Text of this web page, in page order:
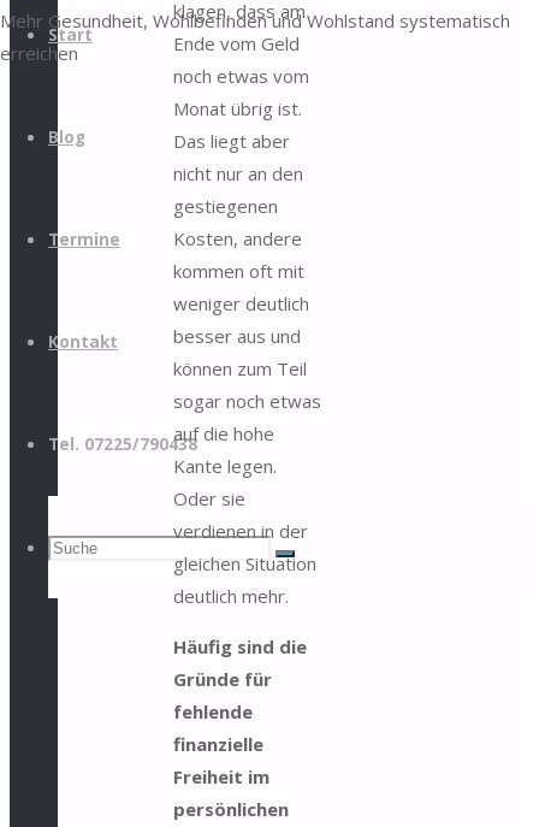
Mehr Gesundheit, Wohlbefinden und Wohlstand systematisch
erreichen
Inhalt
springen
Start
Blog
Termine
Kontakt
Tel. 07225/790438
Suche
Suchen
Suche
klagen, dass am
Ende vom Geld
noch etwas vom
Monat übrig ist.
Das liegt aber
nicht nur an den
gestiegenen
Kosten, andere
kommen oft mit
weniger deutlich
besser aus und
können zum Teil
sogar noch etwas
auf die hohe
Kante legen.
Oder sie
verdienen in der
gleichen Situation
deutlich mehr.
Häufig sind die
Gründe für
fehlende
finanzielle
Freiheit im
persönlichen